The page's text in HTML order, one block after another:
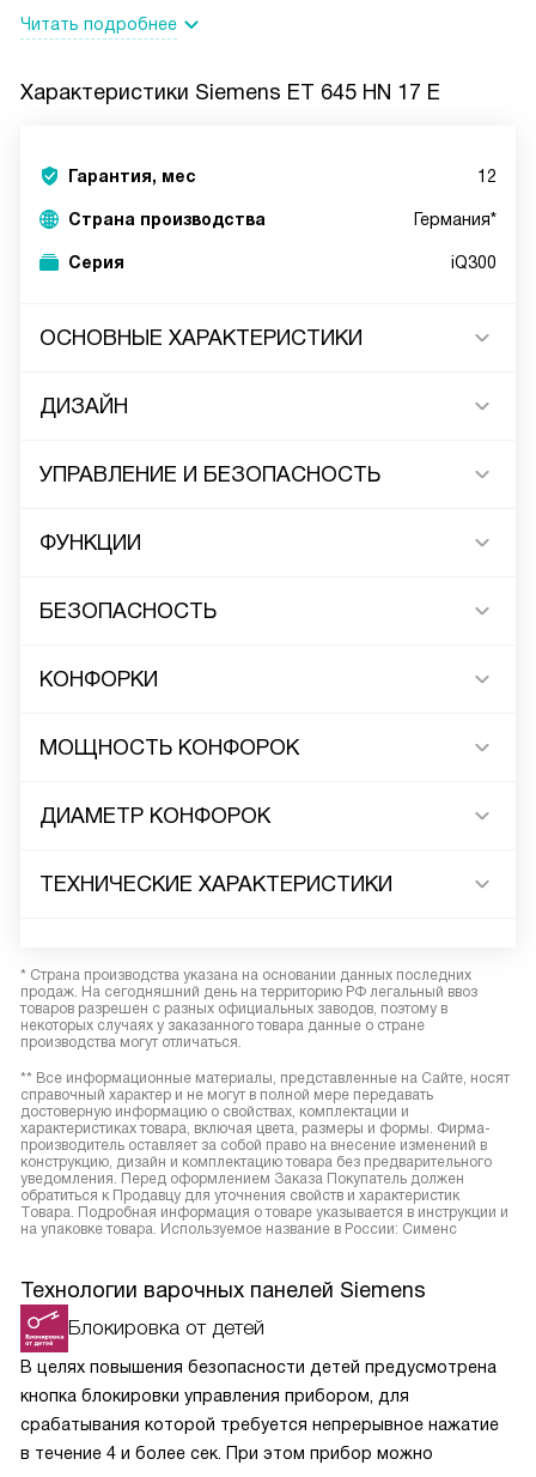
Читать подробнее
Характеристики Siemens ET 645 HN 17 E
Гарантия, мес 12
Страна производства Германия*
Серия iQ300
ОСНОВНЫЕ ХАРАКТЕРИСТИКИ
ДИЗАЙН
УПРАВЛЕНИЕ И БЕЗОПАСНОСТЬ
ФУНКЦИИ
БЕЗОПАСНОСТЬ
КОНФОРКИ
МОЩНОСТЬ КОНФОРОК
ДИАМЕТР КОНФОРОК
ТЕХНИЧЕСКИЕ ХАРАКТЕРИСТИКИ
* Страна производства указана на основании данных последних
продаж. На сегодняшний день на территорию РФ легальный ввоз
товаров разрешен с разных официальных заводов, поэтому в
некоторых случаях у заказанного товара данные о стране
производства могут отличаться.
** Все информационные материалы, представленные на Сайте, носят
справочный характер и не могут в полной мере передавать
достоверную информацию о свойствах, комплектации и
характеристиках товара, включая цвета, размеры и формы. Фирма-
производитель оставляет за собой право на внесение изменений в
конструкцию, дизайн и комплектацию товара без предварительного
уведомления. Перед оформлением Заказа Покупатель должен
обратиться к Продавцу для уточнения свойств и характеристик
Товара. Подробная информация о товаре указывается в инструкции и
на упаковке товара. Используемое название в России: Сименс
Технологии варочных панелей Siemens
Блокировка от детей
В целях повышения безопасности детей предусмотрена
кнопка блокировки управления прибором, для
срабатывания которой требуется непрерывное нажатие
в течение 4 и более сек. При этом прибор можно